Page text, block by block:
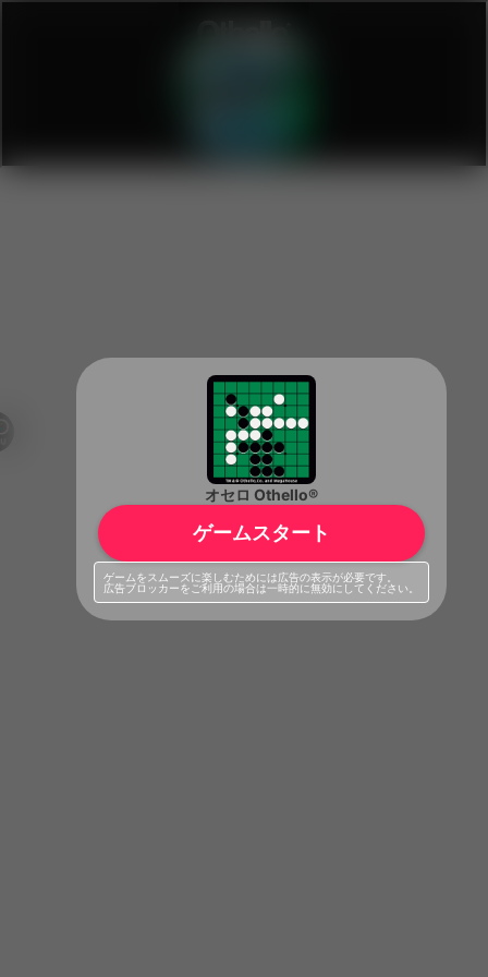
オセロ Othello®
ゲームスタート
ゲームをスムーズに楽しむためには広告の表示が必要です。
広告ブロッカーをご利用の場合は一時的に無効にしてください。